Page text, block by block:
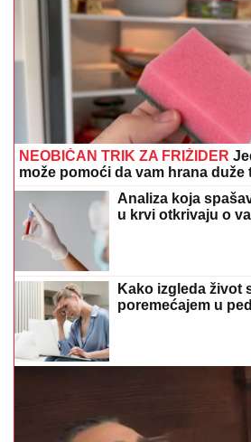
NEOBIČAN TRIK ZA FRIŽIDER
može pomoći da vam hrana duže
Analiza koja
u krvi otkrivaju o
Kako izgleda život
poremećajem u